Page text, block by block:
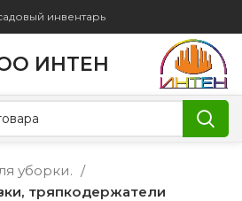
инвентарь
ИНТЕН
уборки.
тряпкодержатели